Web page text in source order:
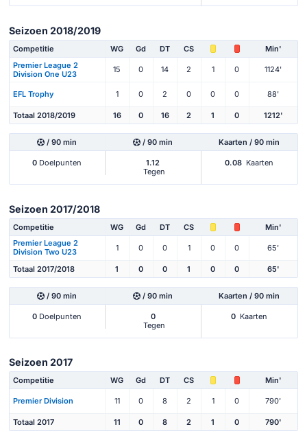
Seizoen 2018/2019
Competitie WG Gd DT CS
Min'
Premier League 2
Division One U23
15 0 14 2 1 0 1124'
EFL Trophy 1 0 2 0 0 0 88'
Totaal 2018/2019 16 0 16 2 1 0 1212'
/ 90 min / 90 min Kaarten / 90 min
0 Doelpunten
1.12
Tegen
0.08 Kaarten
Seizoen 2017/2018
Competitie WG Gd DT CS
Min'
Premier League 2
Division Two U23
1 0 0 1 0 0 65'
Totaal 2017/2018 1 0 0 1 0 0 65'
/ 90 min / 90 min Kaarten / 90 min
0 Doelpunten
0
Tegen
0 Kaarten
Seizoen 2017
Competitie WG Gd DT CS Min'
Premier Division 11 0 8 2 1 0 790'
Totaal 2017 11 0 8 2 1 0 790'